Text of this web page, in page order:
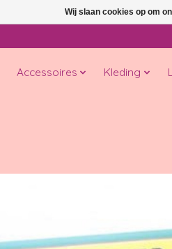
Accessoires Kleding
Wij slaan cookies op om